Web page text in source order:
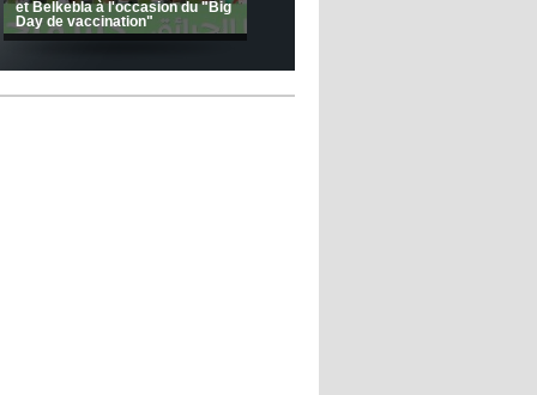
et Belkebla à l'occasion du "Big
Day de vaccination"